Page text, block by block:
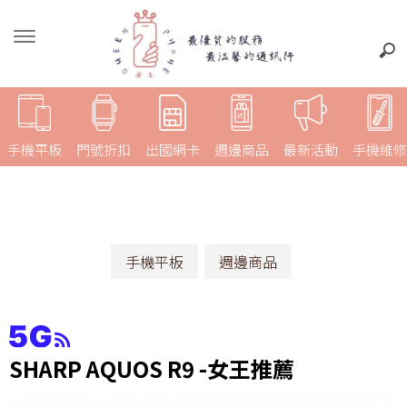
手機平板 門號折扣 週邊商品 最新活動 手機維修
出國網卡
手機平板 週邊商品
SHARP AQUOS R9 -女王推薦